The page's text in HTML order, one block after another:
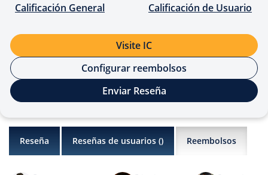
Calificación General Calificación de Usuario
Visite IC
Configurar reembolsos
Enviar Reseña
Reseña Reseñas de usuarios () Reembolsos